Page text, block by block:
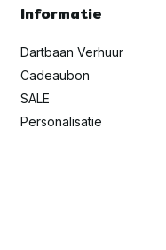
Informatie
Dartbaan Verhuur
Cadeaubon
SALE
Personalisatie